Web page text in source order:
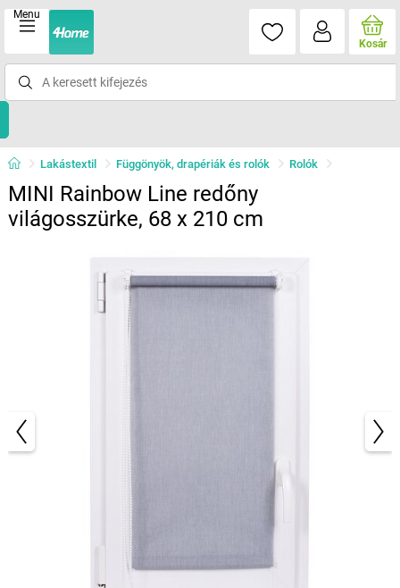
Menu
Kosár
Lakástextil Függönyök, drapériák és rolók Rolók
MINI Rainbow Line redőny
világosszürke, 68 x 210 cm